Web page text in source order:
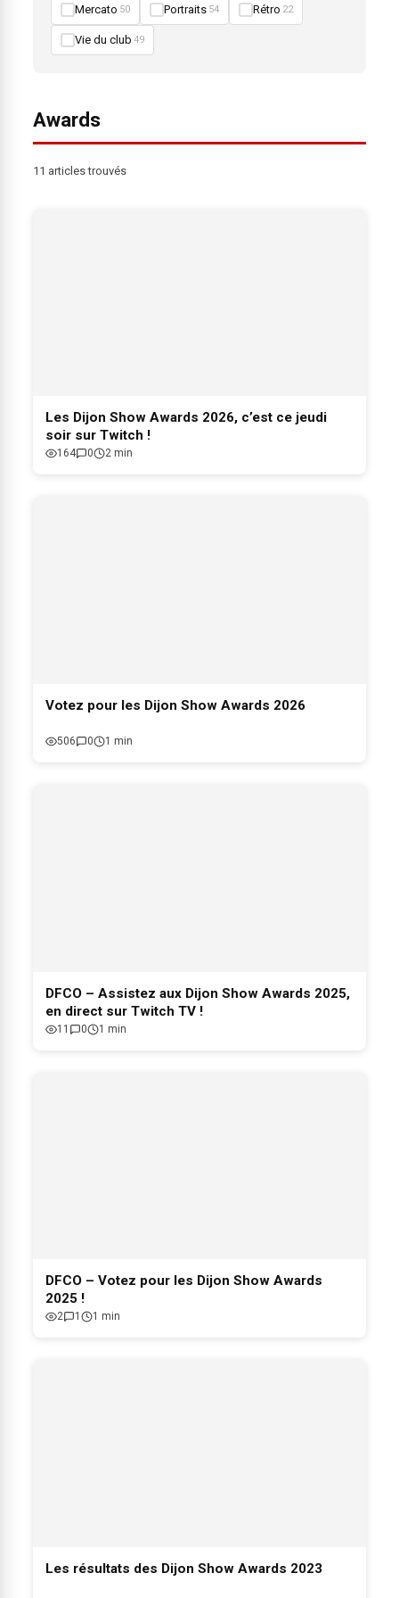
Mercato 50 Portraits 54 Rétro 22
Vie du club 49
Awards
11 articles trouvés
Les Dijon Show Awards 2026, c’est ce jeudi
soir sur Twitch !
164 0 2 min
Votez pour les Dijon Show Awards 2026
506 0 1 min
DFCO – Assistez aux Dijon Show Awards 2025,
en direct sur Twitch TV !
11 0 1 min
DFCO – Votez pour les Dijon Show Awards
2025 !
2 1 1 min
Les résultats des Dijon Show Awards 2023